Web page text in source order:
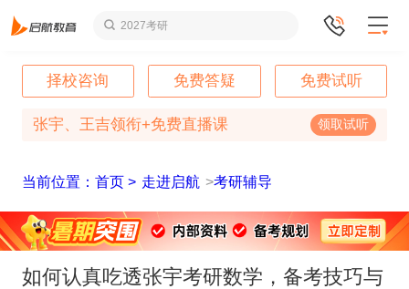
2027考研
择校咨询 免费答疑 免费试听
张宇、王吉领衔+免费直播课 领取试听
当前位置：首页 > 走进启航 >考研辅导
如何认真吃透张宇考研数学，备考技巧与